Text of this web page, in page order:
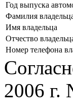
Год выпуска
Фамилия
Имя владельца
Отчество
Номер телефона
2006